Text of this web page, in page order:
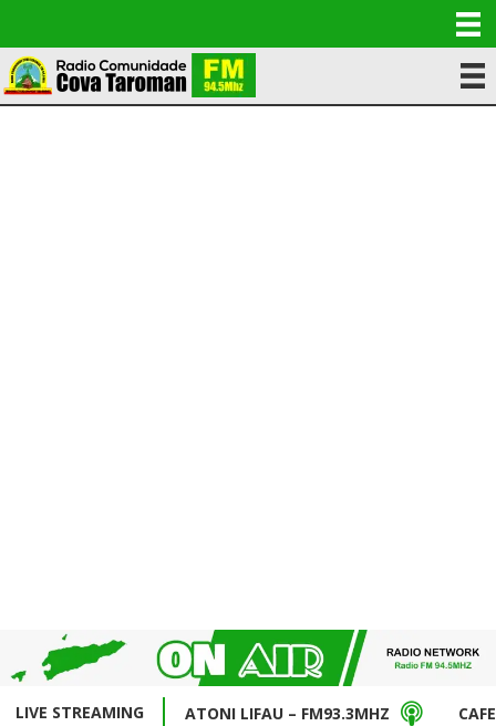
LIVE STREAMING ATONI LIFAU – FM93.3MHZ